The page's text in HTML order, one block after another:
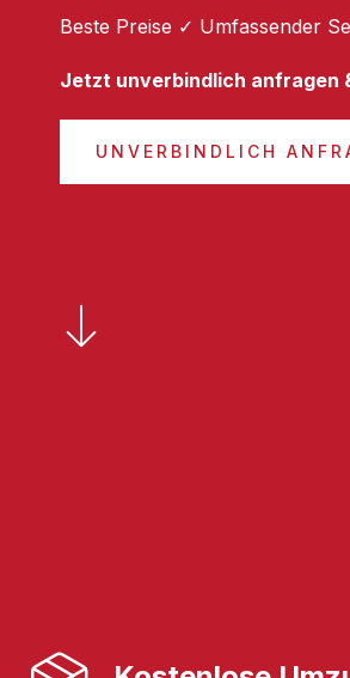
Beste Preise ✓ Umfassender
Jetzt unverbindlich anfragen
UNVERBINDLICH